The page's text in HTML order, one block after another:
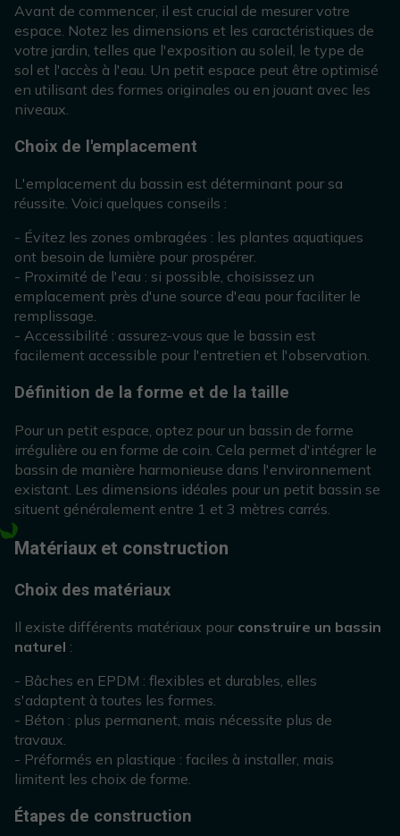
Avant de commencer, il est crucial de mesurer votre
espace. Notez les dimensions et les caractéristiques de
votre jardin, telles que l'exposition au soleil, le type de
sol et l'accès à l'eau. Un petit espace peut être optimisé
en utilisant des formes originales ou en jouant avec les
niveaux.
Choix de l'emplacement
L'emplacement du bassin est déterminant pour sa
réussite. Voici quelques conseils :
- Évitez les zones ombragées : les plantes aquatiques
ont besoin de lumière pour prospérer.
- Proximité de l'eau : si possible, choisissez un
emplacement près d'une source d'eau pour faciliter le
remplissage.
- Accessibilité : assurez-vous que le bassin est
facilement accessible pour l'entretien et l'observation.
Définition de la forme et de la taille
Pour un petit espace, optez pour un bassin de forme
irrégulière ou en forme de coin. Cela permet d'intégrer le
bassin de manière harmonieuse dans l'environnement
existant. Les dimensions idéales pour un petit bassin se
situent généralement entre 1 et 3 mètres carrés.
Matériaux et construction
Choix des matériaux
Il existe différents matériaux pour construire un bassin
naturel :
- Bâches en EPDM : flexibles et durables, elles
s'adaptent à toutes les formes.
- Béton : plus permanent, mais nécessite plus de
travaux.
- Préformés en plastique : faciles à installer, mais
limitent les choix de forme.
Étapes de construction